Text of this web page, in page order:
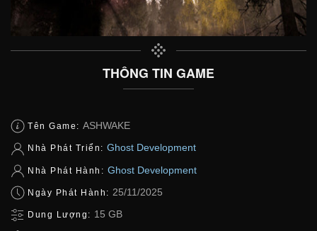
THÔNG TIN GAME
Tên Game: ASHWAKE
Nhà Phát Triển: Ghost Development
Nhà Phát Hành: Ghost Development
Ngày Phát Hành: 25/11/2025
Dung Lượng: 15 GB